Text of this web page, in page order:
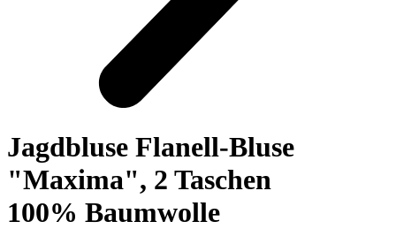
Jagdbluse Flanell-Bluse
"Maxima", 2 Taschen
100% Baumwolle